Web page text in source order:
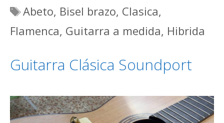
Etiquetas
Abeto, Bisel brazo, Clasica,
Flamenca, Guitarra a medida, Hibrida
Guitarra Clásica Soundport